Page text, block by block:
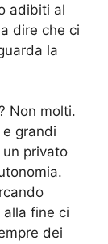
adibiti al
dire che ci
la
Non molti.
grandi
privato
fine ci
dei